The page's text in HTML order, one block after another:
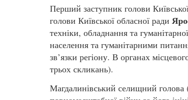
Перший заступник голови
голови Київської обласної ради
техніки, обладнання та
населення та гуманітарними
зв’язки регіону. В органах
трьох скликань).
Магдалинівський селищний